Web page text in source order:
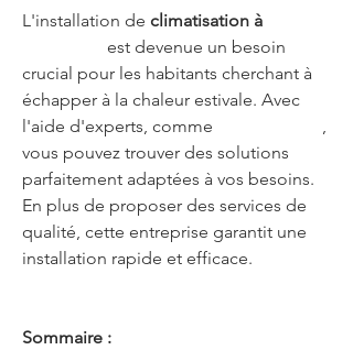
L'installation de climatisation à
est devenue un besoin
crucial pour les habitants cherchant à
échapper à la chaleur estivale. Avec
l'aide d'experts, comme
,
vous pouvez trouver des solutions
parfaitement adaptées à vos besoins.
En plus de proposer des services de
qualité, cette entreprise garantit une
installation rapide et efficace.
Sommaire :